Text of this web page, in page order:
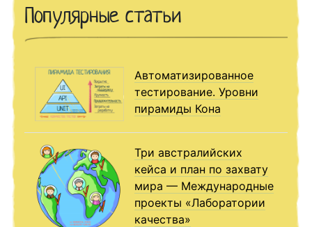
Популярные статьи
Автоматизированное
тестирование. Уровни
пирамиды Кона
Три австралийских
кейса и план по захвату
мира — Международные
проекты «Лаборатории
качества»